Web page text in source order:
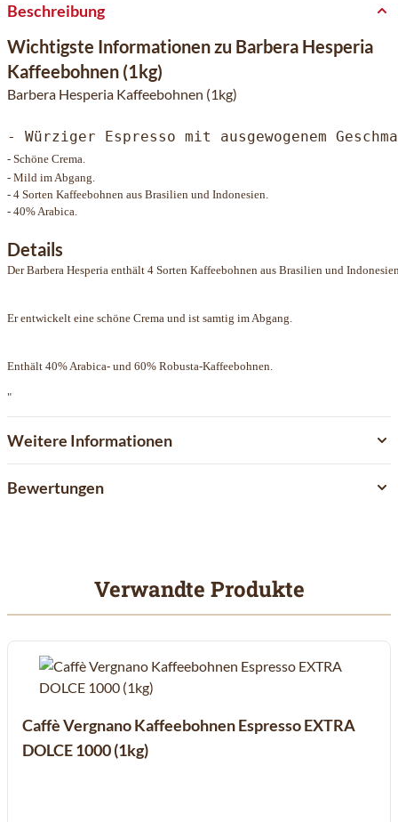
Beschreibung
Wichtigste Informationen zu Barbera Hesperia
Kaffeebohnen (1kg)
Barbera Hesperia Kaffeebohnen (1kg)
- Würziger Espresso mit ausgewogenem
- Schöne Crema.
- Mild im Abgang.
- 4 Sorten Kaffeebohnen aus Brasilien und Indonesien.
- 40% Arabica.
Details
Der Barbera Hesperia enthält 4 Sorten Kaffeebohnen aus Brasilien und
Er entwickelt eine schöne Crema und ist samtig im Abgang.
Enthält 40% Arabica- und 60% Robusta-Kaffeebohnen.
"
Weitere Informationen
Bewertungen
Verwandte Produkte
Mit der Tabulatortaste können Sie durch die Elemente des
Clicken, um das Karussell zu überspringen
Clicken, um zur Karussell-Navigation zu gelangen
Caffè Vergnano Kaffeebohnen Espresso EXTRA
DOLCE 1000 (1kg)